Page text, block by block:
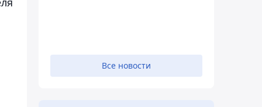
Все новости